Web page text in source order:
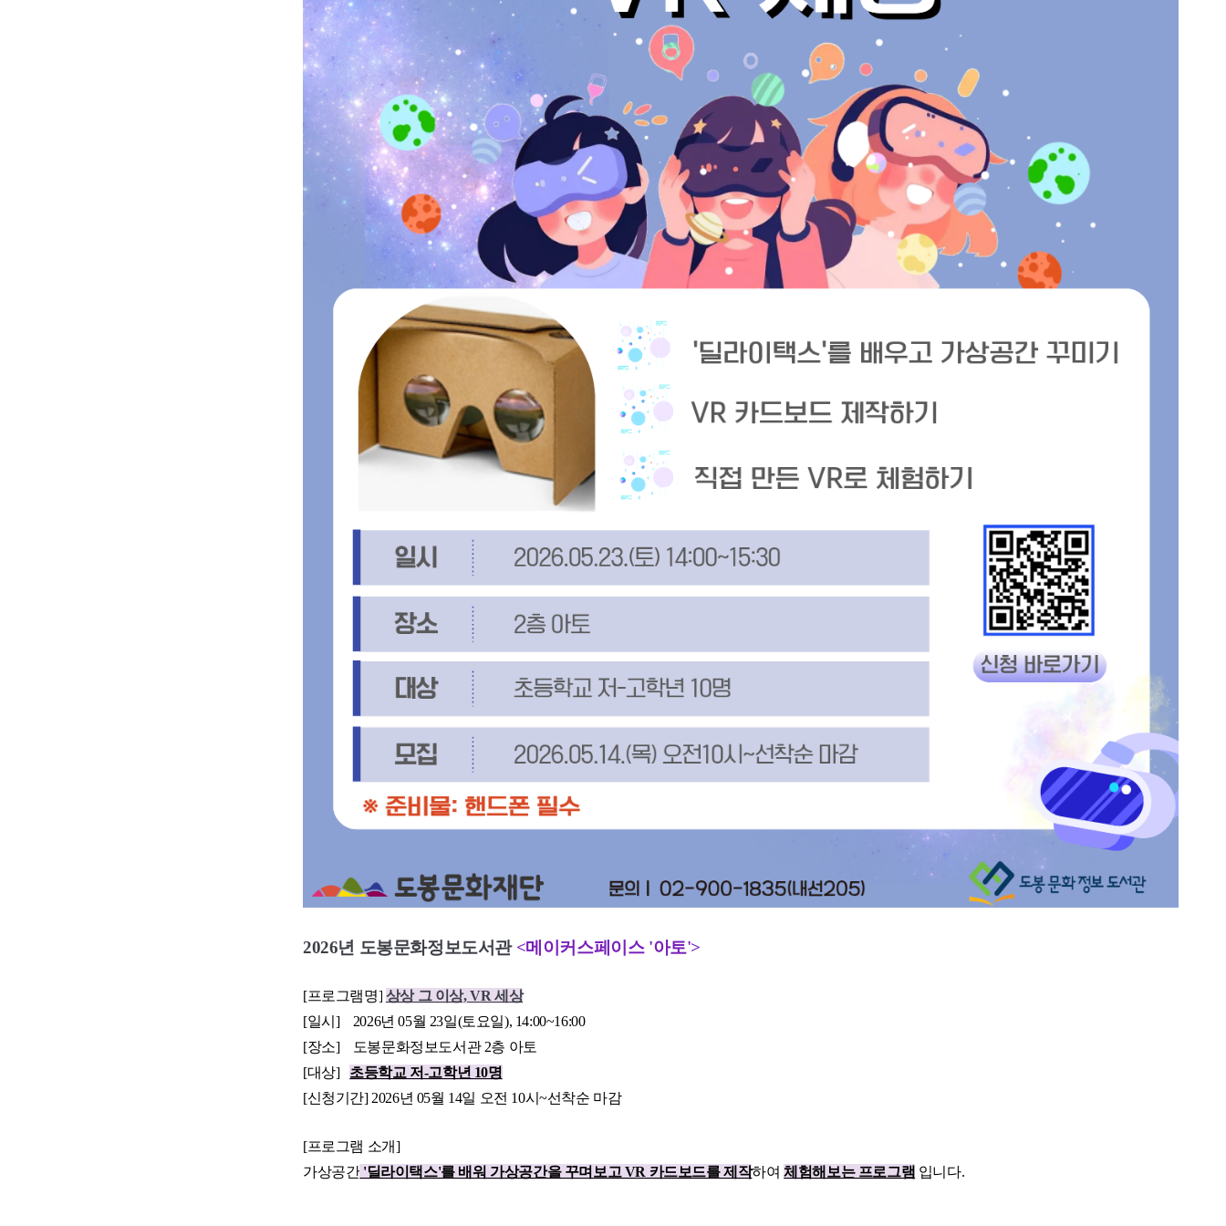
2026년 도봉문화정보도서관 <메이커스페이스 '아토'>
[프로그램명] 상상 그 이상, VR 세상
[일시] 2026년 05월 23일(토요일), 14:00~16:00
[장소] 도봉문화정보도서관 2층 아토
[대상] 초등학교 저-고학년 10명
[신청기간] 2026년 05월 14일 오전 10시~선착순 마감
[프로그램 소개]
가상공간 '딜라이택스'를 배워 가상공간을 꾸며보고 VR 카드보드를 제작하여체험해보는 프로그램 입니다.